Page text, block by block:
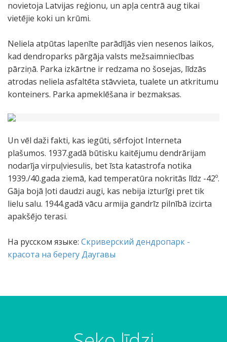
novietoja Latvijas reģionu, un apļa centrā aug tikai
vietējie koki un krūmi.
Neliela atpūtas lapenīte parādījās vien nesenos laikos,
kad dendroparks pārgāja valsts mežsaimniecības
pārziņā. Parka izkārtne ir redzama no šosejas, līdzās
atrodas neliela asfaltēta stāvvieta, tualete un atkritumu
konteiners. Parka apmeklēšana ir bezmaksas.
Un vēl daži fakti, kas iegūti, sērfojot Interneta
plašumos. 1937.gadā būtisku kaitējumu dendrārijam
nodarīja virpuļviesulis, bet īsta katastrofa notika
1939./40.gada ziemā, kad temperatūra nokritās līdz -42º.
Gāja bojā ļoti daudzi augi, kas nebija izturīgi pret tik
lielu salu. 1944.gadā vācu armija gandrīz pilnībā izcirta
apakšējo terasi.
На русском языке: Скриверский дендропарк -
красота на берегу Даугавы